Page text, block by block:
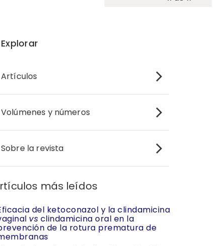
Explorar
Artículos
Volúmenes y números
Sobre la revista
más leídos
del ketoconazol y la clindamicina
vs clindamicina oral en la
de la rotura prematura de